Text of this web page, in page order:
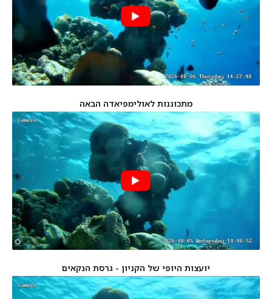
מתכוננות לאולימפיאדה הבאה
יועצות היופי של הקניון - גרסת הנקאים